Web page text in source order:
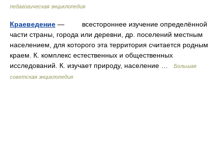
педагогическая энциклопедия
Краеведение — всестороннее изучение определённой
части страны, города или деревни, др. поселений местным
населением, для которого эта территория считается родным
краем. К. комплекс естественных и общественных
исследований. К. изучает природу, население …
Большая
советская энциклопедия